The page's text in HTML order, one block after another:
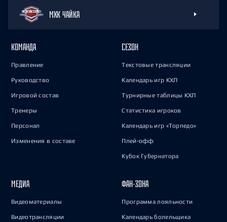
МХК ЧАЙКА
КОМАНДА
Правление
Руководство
Игровой состав
Тренеры
Персонал
Изменения в составе
СЕЗОН
Текстовые трансляции
Календарь игр КХЛ
Турнирные таблицы КХЛ
Статистика игроков
Календарь игр «Торпедо»
Плей-офф
Кубок Губернатора
МЕДИА
Видеоматериалы
Видеотрансляции
ФАН-ЗОНА
Программа лояльности
Календарь болельщика